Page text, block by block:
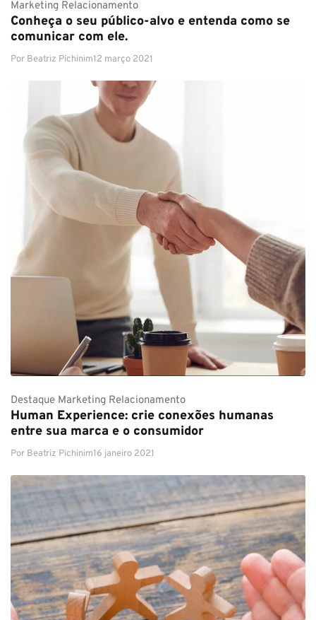
Marketing Relacionamento
Conheça o seu público-alvo e entenda como se
comunicar com ele.
Por Beatriz Pichinim12 março 2021
Destaque Marketing Relacionamento
Human Experience: crie conexões humanas
entre sua marca e o consumidor
Por Beatriz Pichinim16 janeiro 2021